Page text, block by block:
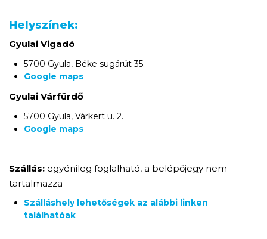
Helyszínek:
Gyulai Vigadó
5700 Gyula, Béke sugárút 35.
Google maps
Gyulai Várfürdő
5700 Gyula, Várkert u. 2.
Google maps
Szállás: egyénileg foglalható, a belépőjegy nem
tartalmazza
Szálláshely lehetőségek az alábbi linken
találhatóak